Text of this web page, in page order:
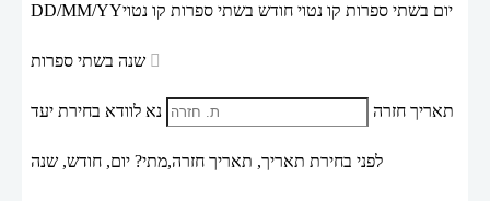
DD/MM/YYיום בשתי ספרות קו נטוי חודש בשתי ספרות קו נטוי
תאריך חזרה נא לוודא בחירת יעד
לפני בחירת תאריך, תאריך חזרה,מתי? יום, חודש, שנה